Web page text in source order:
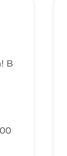
В